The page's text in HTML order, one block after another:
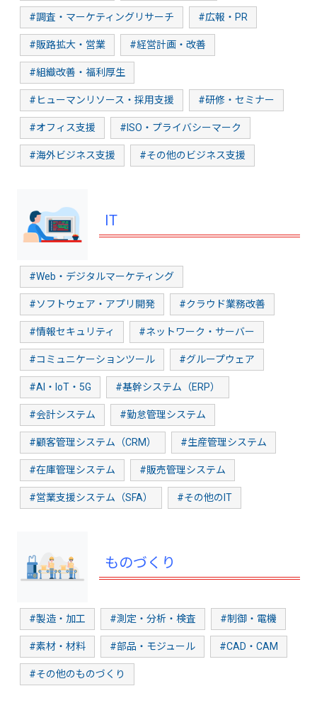
#調査・マーケティングリサーチ #広報・PR
#販路拡大・営業 #経営計画・改善
#組織改善・福利厚生
#ヒューマンリソース・採用支援 #研修・セミナー
#オフィス支援 #ISO・プライバシーマーク
#海外ビジネス支援 #その他のビジネス支援
IT
#Web・デジタルマーケティング
#ソフトウェア・アプリ開発 #クラウド業務改善
#情報セキュリティ #ネットワーク・サーバー
#コミュニケーションツール #グループウェア
#AI・IoT・5G #基幹システム（ERP）
#会計システム #勤怠管理システム
#顧客管理システム（CRM） #生産管理システム
#在庫管理システム #販売管理システム
#営業支援システム（SFA） #その他のIT
ものづくり
#製造・加工 #測定・分析・検査 #制御・電機
#素材・材料 #部品・モジュール #CAD・CAM
#その他のものづくり